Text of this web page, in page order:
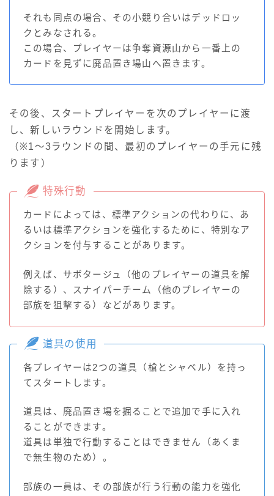
それも同点の場合、その小競り合いはデッドロッ
クとみなされる。
この場合、プレイヤーは争奪資源山から一番上の
カードを見ずに廃品置き場山へ置きます。
その後、スタートプレイヤーを次のプレイヤーに渡
し、新しいラウンドを開始します。
（※1～3ラウンドの間、最初のプレイヤーの手元に残
ります）
特殊行動
カードによっては、標準アクションの代わりに、あ
るいは標準アクションを強化するために、特別なア
クションを付与することがあります。
例えば、サボタージュ（他のプレイヤーの道具を解
除する）、スナイパーチーム（他のプレイヤーの
部族を狙撃する）などがあります。
道具の使用
各プレイヤーは2つの道具（槍とシャベル）を持っ
てスタートします。
道具は、廃品置き場を掘ることで追加で手に入れ
ることができます。
道具は単独で行動することはできません（あくま
で無生物のため）。
部族の一員は、その部族が行う行動の能力を強化